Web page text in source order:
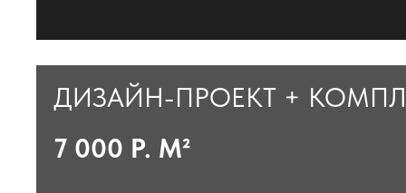
ДИЗАЙН-ПРОЕКТ +
7 000 Р. М²